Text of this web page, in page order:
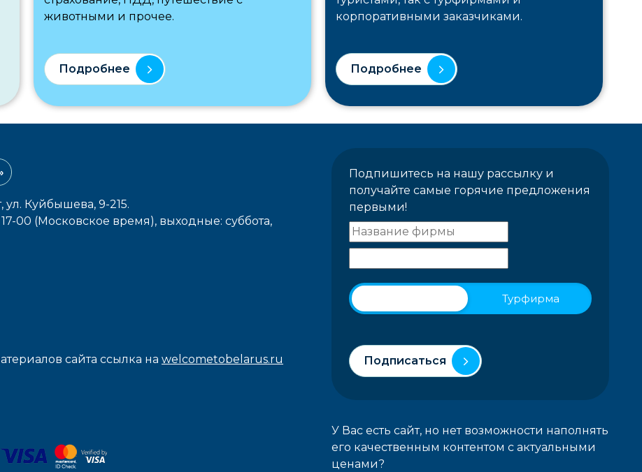
животными и прочее.
Подробнее
корпоративными заказчиками.
Подробнее
ул. Куйбышева, 9-215.
00 (Московское время), выходные: cуббота,
сайта ссылка на welcometobelarus.ru
Подпишитесь на нашу рассылку и
получайте самые горячие предложения
первыми!
Турфирма
Подписаться
У Вас есть сайт, но нет возможности наполнять
его качественным контентом с актуальными
ценами?